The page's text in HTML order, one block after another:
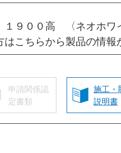
９００高 〈ネオホ
こちらから製品の情報
申請関係認
定書類
施工・
説明書